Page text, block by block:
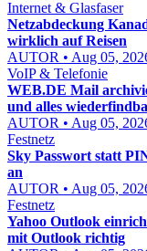
Internet & Glasfaser
Netzabdeckung
wirklich auf Reisen
AUTOR • Aug 05,
VoIP & Telefonie
WEB.DE Mail
und alles
AUTOR • Aug 05,
Festnetz
Sky Passwort statt
an
AUTOR • Aug 05,
Festnetz
Yahoo Outlook
mit Outlook richtig